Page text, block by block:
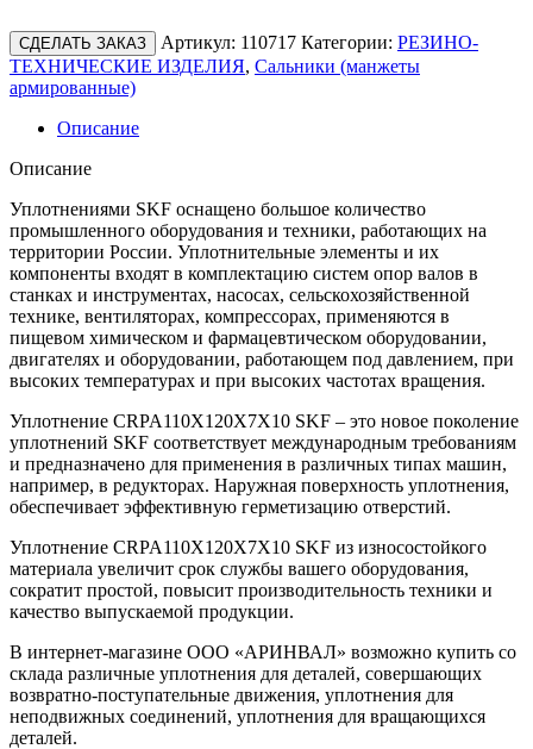
СДЕЛАТЬ ЗАКАЗ Артикул: 110717 Категории: РЕЗИНО-
ТЕХНИЧЕСКИЕ ИЗДЕЛИЯ, Сальники (манжеты
армированные)
Описание
Описание
Уплотнениями SKF оснащено большое количество
промышленного оборудования и техники, работающих на
территории России. Уплотнительные элементы и их
компоненты входят в комплектацию систем опор валов в
станках и инструментах, насосах, сельскохозяйственной
технике, вентиляторах, компрессорах, применяются в
пищевом химическом и фармацевтическом оборудовании,
двигателях и оборудовании, работающем под давлением, при
высоких температурах и при высоких частотах вращения.
Уплотнение CRPA110X120X7X10 SKF – это новое поколение
уплотнений SKF соответствует международным требованиям
и предназначено для применения в различных типах машин,
например, в редукторах. Наружная поверхность уплотнения,
обеспечивает эффективную герметизацию отверстий.
Уплотнение CRPA110X120X7X10 SKF из износостойкого
материала увеличит срок службы вашего оборудования,
сократит простой, повысит производительность техники и
качество выпускаемой продукции.
В интернет-магазине ООО «АРИНВАЛ» возможно купить со
склада различные уплотнения для деталей, совершающих
возвратно-поступательные движения, уплотнения для
неподвижных соединений, уплотнения для вращающихся
деталей.